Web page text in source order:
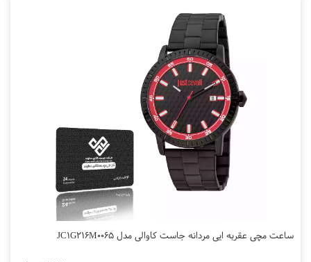
ساعت مچی عقربه ایی مردانه جاست کاوالی مدل JC1G216M0065